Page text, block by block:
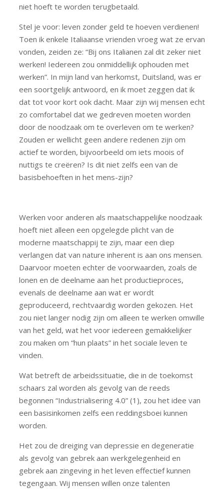
niet hoeft te worden terugbetaald.
Stel je voor: leven zonder geld te hoeven verdienen!
Toen ik enkele Italiaanse vrienden vroeg wat ze ervan
vonden, zeiden ze: “Bij ons Italianen zal dit zeker niet
werken! Iedereen zou onmiddellijk ophouden met
werken”. In mijn land van herkomst, Duitsland, was er
een soortgelijk antwoord, en ik moet zeggen dat ik
dat tot voor kort ook dacht. Maar zijn wij mensen echt
zo comfortabel dat we gedreven moeten worden
door de noodzaak om te overleven om te werken?
Zouden er wellicht geen andere redenen zijn om
actief te worden, bijvoorbeeld om iets moois of
nuttigs te creëren? Is dit niet zelfs een van de
basisbehoeften in het mens-zijn?
Werken voor anderen als maatschappelijke noodzaak
hoeft niet alleen een opgelegde plicht van de
moderne maatschappij te zijn, maar een diep
verlangen dat van nature inherent is aan ons mensen.
Daarvoor moeten echter de voorwaarden, zoals de
lonen en de deelname aan het productieproces,
evenals de deelname aan wat er wordt
geproduceerd, rechtvaardig worden gekozen. Het
zou niet langer nodig zijn om alleen te werken omwille
van het geld, wat het voor iedereen gemakkelijker
zou maken om “hun plaats” in het sociale leven te
vinden.
Wat betreft de arbeidssituatie, die in de toekomst
schaars zal worden als gevolg van de reeds
begonnen “Industrialisering 4.0” (1), zou het idee van
een basisinkomen zelfs een reddingsboei kunnen
worden.
Het zou de dreiging van depressie en degeneratie
als gevolg van gebrek aan werkgelegenheid en
gebrek aan zingeving in het leven effectief kunnen
tegengaan. Wij mensen willen onze talenten